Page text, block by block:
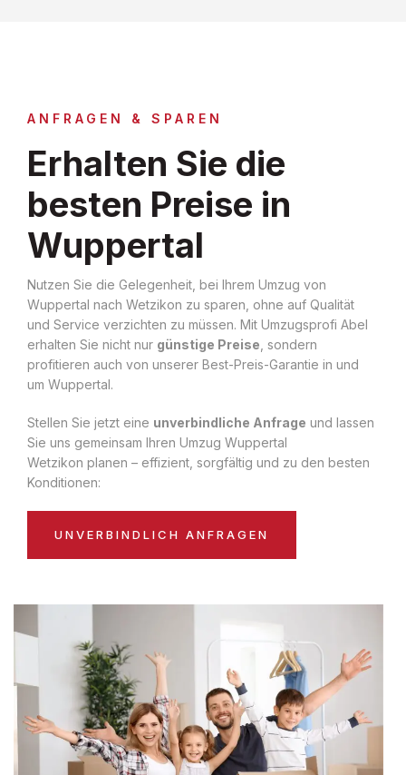
ANFRAGEN & SPAREN
Erhalten Sie die
besten Preise in
Wuppertal
Nutzen Sie die Gelegenheit, bei Ihrem Umzug von
Wuppertal nach Wetzikon zu sparen, ohne auf Qualität
und Service verzichten zu müssen. Mit Umzugsprofi Abel
erhalten Sie nicht nur günstige Preise , sondern
profitieren auch von unserer Best-Preis-Garantie in und
um Wuppertal.
Stellen Sie jetzt eine unverbindliche Anfrage und lassen
Sie uns gemeinsam Ihren Umzug Wuppertal
Wetzikon planen – effizient, sorgfältig und zu den besten
Konditionen:
UNVERBINDLICH ANFRAGEN